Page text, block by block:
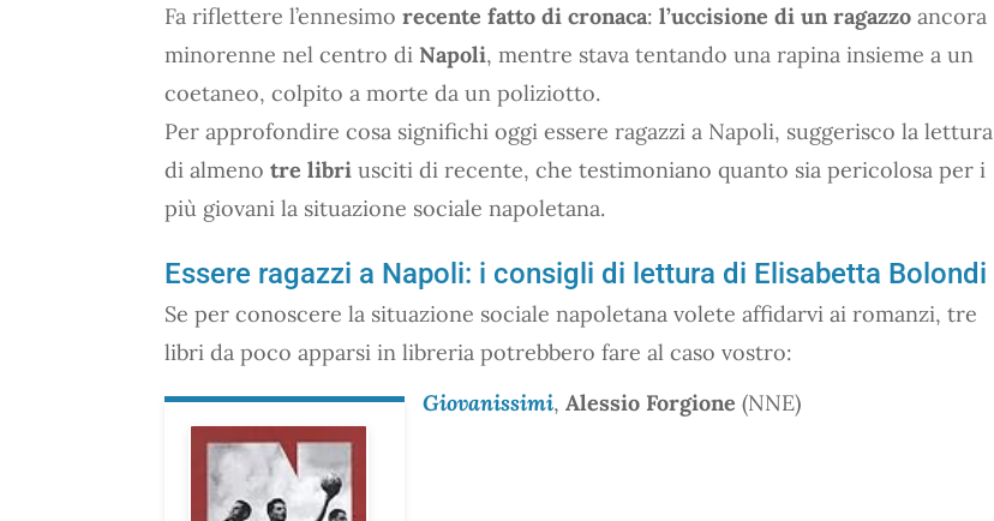
Fa riflettere l’ennesimo recente fatto di cronaca: l’uccisione di un ragazzo ancora
minorenne nel centro di Napoli, mentre stava tentando una rapina insieme a un
coetaneo, colpito a morte da un poliziotto.
Per approfondire cosa significhi oggi essere ragazzi a Napoli, suggerisco la lettura
di almeno tre libri usciti di recente, che testimoniano quanto sia pericolosa per i
più giovani la situazione sociale napoletana.
Essere ragazzi a Napoli: i consigli di lettura di Elisabetta Bolondi
Se per conoscere la situazione sociale napoletana volete affidarvi ai romanzi, tre
libri da poco apparsi in libreria potrebbero fare al caso vostro:
Giovanissimi, Alessio Forgione (NNE)